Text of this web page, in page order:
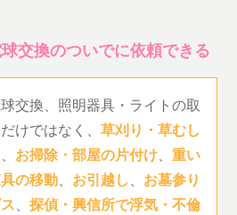
交換のついでに依頼できる
交換、照明器具・ライトの取
けではなく、草刈り・草むし
、 お掃除・部屋の片付け、重い
の移動、 お引越し、 お墓参り
、探偵・興信所で浮気・不倫